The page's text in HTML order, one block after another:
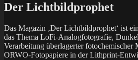
Der Lichtbildprophet
Das Magazin ‚Der Lichtbildprophet‘ ist
das Thema LoFi-Analogfotografie,
Verarbeitung überlagerter fotochemischer
ORWO-Fotopapiere in der Lithprint-